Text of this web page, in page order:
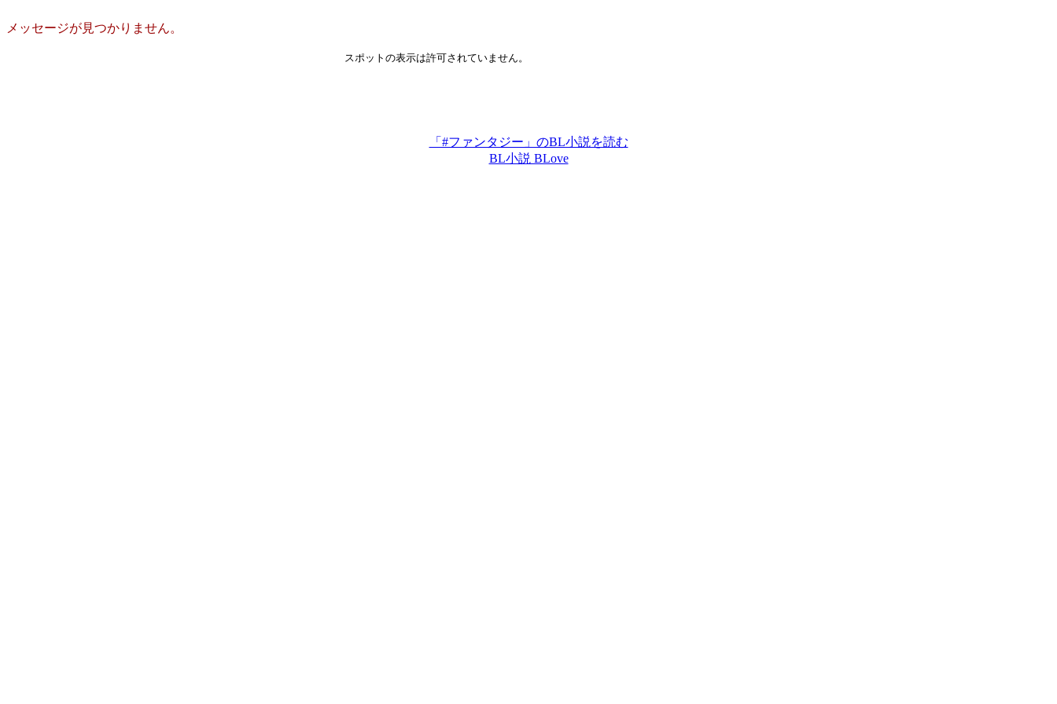
メッセージが見つかりません。
「#ファンタジー」のBL小説を読む
BL小説 BLove